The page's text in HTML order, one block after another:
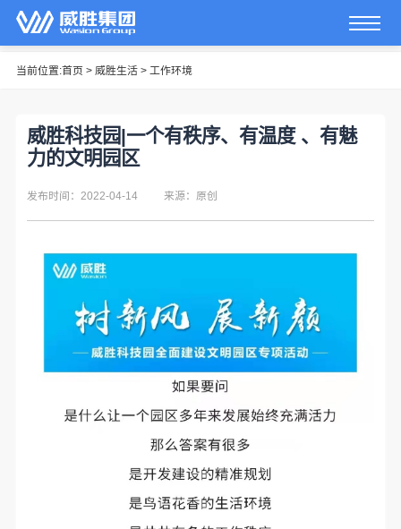
当前位置:首页 > 威胜生活> 工作环境
威胜科技园|一个有秩序、有温度 、有魅
力的文明园区
发布时间：2022-04-14 来源：原创